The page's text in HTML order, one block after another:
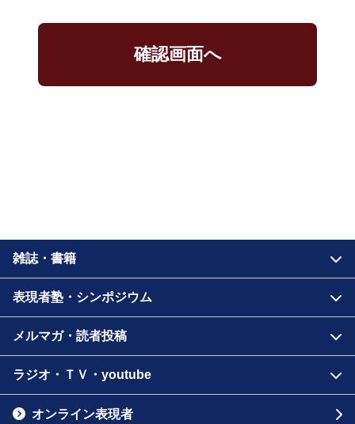
確認画面へ
雑誌・書籍
表現者塾・シンポジウム
メルマガ・読者投稿
ラジオ・ＴＶ・youtube
オンライン表現者